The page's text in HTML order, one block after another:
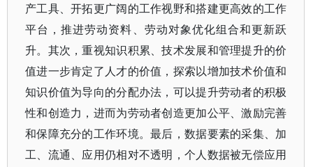
产工具、开拓更广阔的工作视野和搭建更高效的工作
平台，推进劳动资料、劳动对象优化组合和更新跃
升。其次，重视知识积累、技术发展和管理提升的价
值进一步肯定了人才的价值，探索以增加技术价值和
知识价值为导向的分配办法，可以提升劳动者的积极
性和创造力，进而为劳动者创造更加公平、激励完善
和保障充分的工作环境。最后，数据要素的采集、加
工、流通、应用仍相对不透明，个人数据被无偿应用